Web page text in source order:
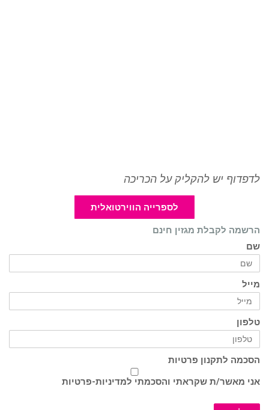
לדפדוף יש להקליק על הכריכה
לספרייה הווירטואלית
הרשמה לקבלת מגזין חינם
שם
מייל
טלפון
הסכמה לתקנון פרטיות
אני מאשר/ת שקראתי והסכמתי למדיניות-פרטיות